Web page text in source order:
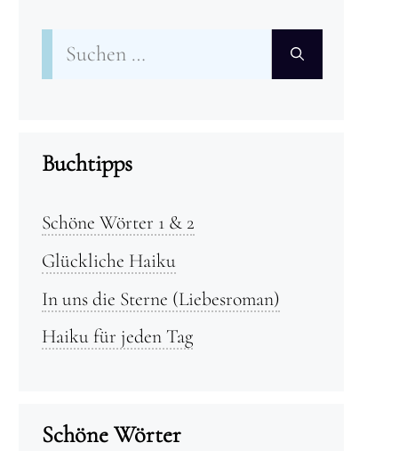
Suchen
nach:
Buchtipps
Schöne Wörter 1 & 2
Glückliche Haiku
In uns die Sterne (Liebesroman)
Haiku für jeden Tag
Schöne Wörter